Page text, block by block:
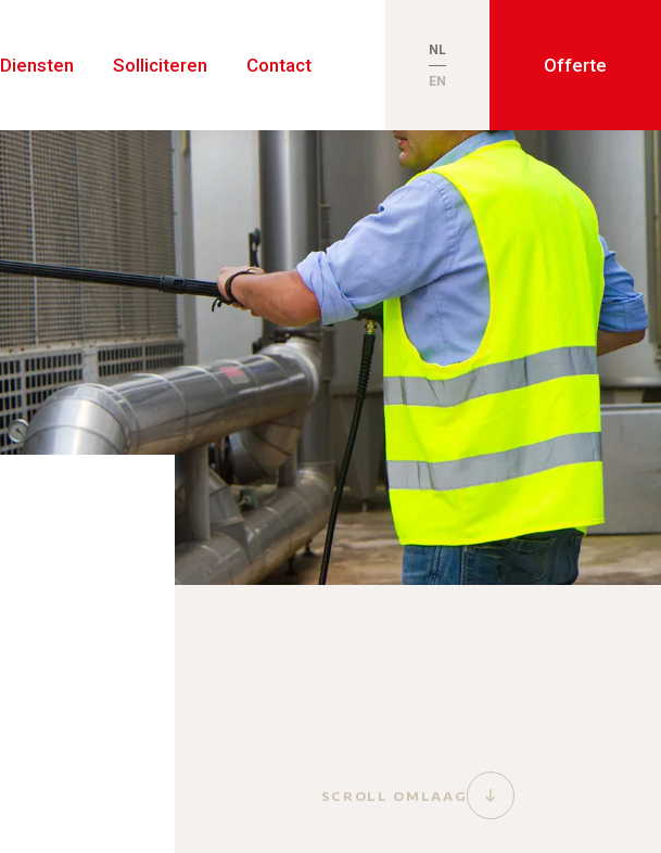
Diensten Solliciteren Contact
NL
EN
Offerte
SCROLL OMLAAG